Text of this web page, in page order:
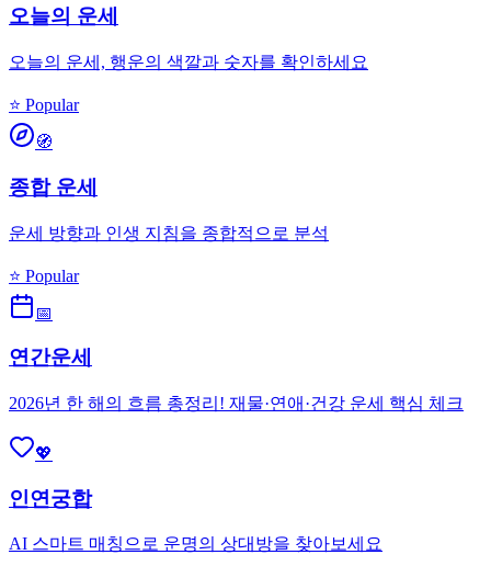
오늘의 운세
오늘의 운세, 행운의 색깔과 숫자를 확인하세요
⭐ Popular
🧭
종합 운세
운세 방향과 인생 지침을 종합적으로 분석
⭐ Popular
📅
연간운세
2026년 한 해의 흐름 총정리! 재물·연애·건강 운세 핵심 체크
💖
인연궁합
AI 스마트 매칭으로 운명의 상대방을 찾아보세요